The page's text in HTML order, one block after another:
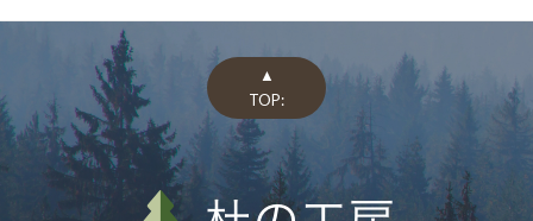
▲
TOP: